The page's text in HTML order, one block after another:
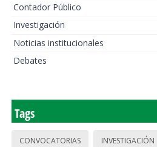
Contador Público
Investigación
Noticias institucionales
Debates
Tags
CONVOCATORIAS INVESTIGACIÓN